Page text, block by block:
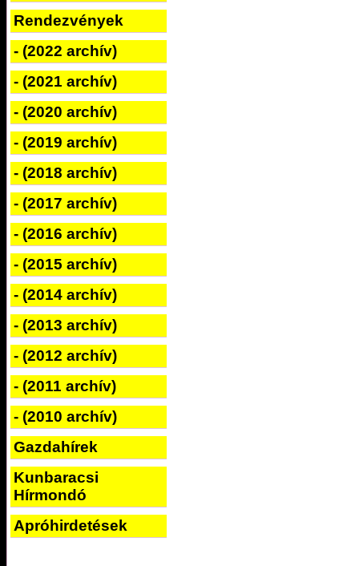
Rendezvények
- (2022 archív)
- (2021 archív)
- (2020 archív)
- (2019 archív)
- (2018 archív)
- (2017 archív)
- (2016 archív)
- (2015 archív)
- (2014 archív)
- (2013 archív)
- (2012 archív)
- (2011 archív)
- (2010 archív)
Gazdahírek
Kunbaracsi
Hírmondó
Apróhirdetések